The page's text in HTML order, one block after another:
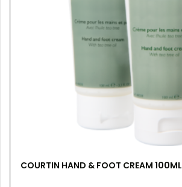
COURTIN HAND & FOOT CREAM 100ML